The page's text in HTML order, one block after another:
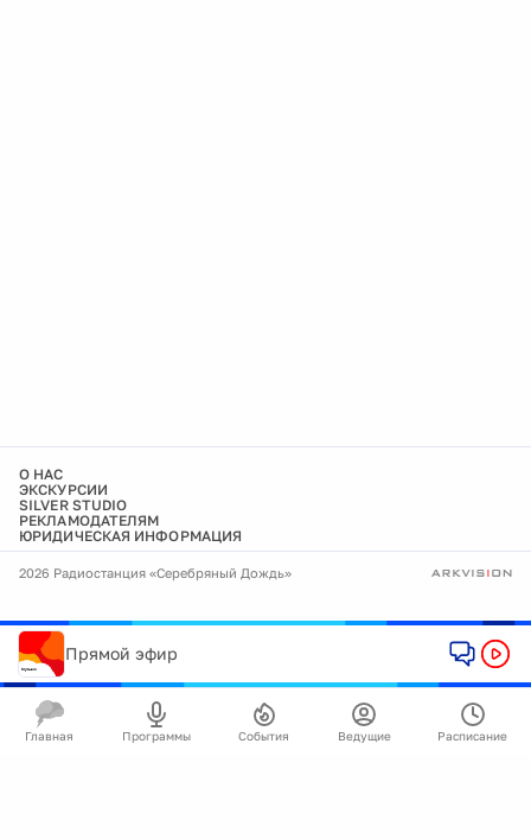
О НАС
ЭКСКУРСИИ
SILVER STUDIO
РЕКЛАМОДАТЕЛЯМ
ЮРИДИЧЕСКАЯ ИНФОРМАЦИЯ
2026 Радиостанция «Серебряный Дождь»
Прямой эфир
Главная Программы События Ведущие Расписание